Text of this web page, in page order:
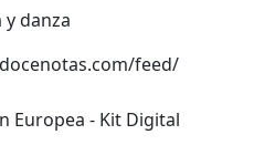
y danza
feed/